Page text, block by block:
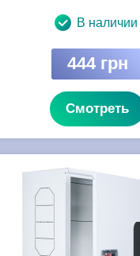
В наличии
444 грн
Смотреть